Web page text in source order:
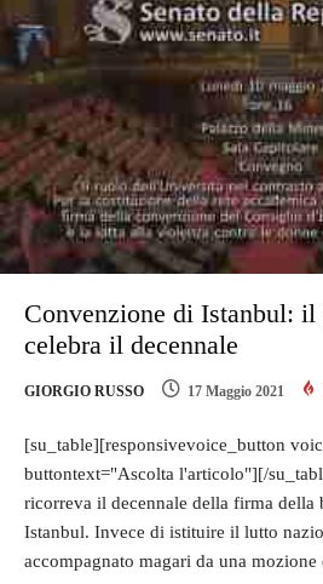
Convenzione di Istanbul:
celebra il decennale
GIORGIO RUSSO 17 Maggio 2021
[su_table][responsivevoice_button
buttontext="Ascolta l'articolo"][/
ricorreva il decennale della firma della
Istanbul. Invece di istituire il lutto
accompagnato magari da una mozione